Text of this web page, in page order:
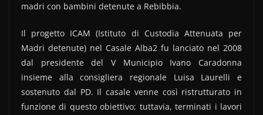
madri con bambini detenute a Rebibbia.
Il progetto ICAM (Istituto di Custodia Attenuata per
Madri detenute) nel Casale Alba2 fu lanciato nel 2008
dal presidente del V Municipio Ivano Caradonna
insieme alla consigliera regionale Luisa Laurelli e
sostenuto dal PD. Il casale venne così ristrutturato in
funzione di questo obiettivo; tuttavia, terminati i lavori